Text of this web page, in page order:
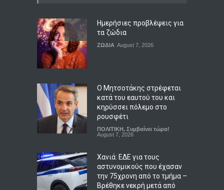
Ημερήσιες προβλέψεις για
τα ζώδια
ΖΩΔΙΑ August 7, 2026
Ο Μητσοτάκης στρέφεται
κατά του εαυτού του και
κηρύσσει πόλεμο στο
ρουσφέτι
ΠΟΛΙΤΙΚΗ, Συμβαίνει τώρα!
August 7, 2026
Χανιά: ΕΔΕ για τους
αστυνομικούς που έχασαν
την 75χρονη από το τμήμα –
Βρέθηκε νεκρή μετά από